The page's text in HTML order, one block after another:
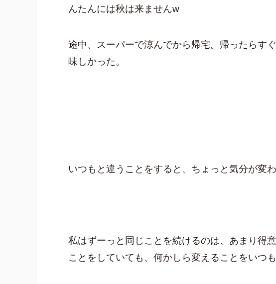
んたんには秋は来ませんw
途中、スーパーで涼んでから帰宅。帰ったらす
味しかった。
いつもと違うことをすると、ちょっと気分が変わ
私はずーっと同じことを続けるのは、あまり得
ことをしていても、何かしら変えることをいつも